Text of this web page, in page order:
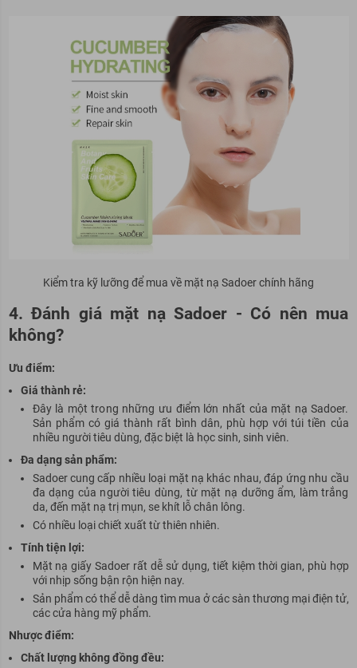
Kiểm tra kỹ lưỡng để mua về mặt nạ Sadoer chính hãng
4. Đánh giá mặt nạ Sadoer - Có nên mua
không?
Ưu điểm:
Giá thành rẻ:
Đây là một trong những ưu điểm lớn nhất của mặt nạ Sadoer.
Sản phẩm có giá thành rất bình dân, phù hợp với túi tiền của
nhiều người tiêu dùng, đặc biệt là học sinh, sinh viên.
Đa dạng sản phẩm:
Sadoer cung cấp nhiều loại mặt nạ khác nhau, đáp ứng nhu cầu
đa dạng của người tiêu dùng, từ mặt nạ dưỡng ẩm, làm trắng
da, đến mặt nạ trị mụn, se khít lỗ chân lông.
Có nhiều loại chiết xuất từ thiên nhiên.
Tính tiện lợi:
Mặt nạ giấy Sadoer rất dễ sử dụng, tiết kiệm thời gian, phù hợp
với nhịp sống bận rộn hiện nay.
Sản phẩm có thể dễ dàng tìm mua ở các sàn thương mại điện tử,
các cửa hàng mỹ phẩm.
Nhược điểm:
Chất lượng không đồng đều: